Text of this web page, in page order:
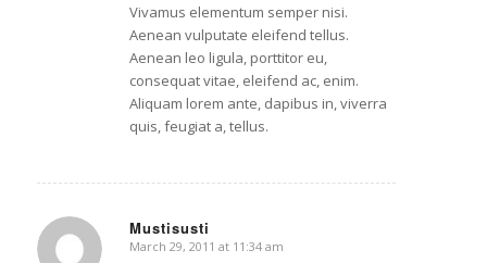
Vivamus elementum semper nisi.
Aenean vulputate eleifend tellus.
Aenean leo ligula, porttitor eu,
consequat vitae, eleifend ac, enim.
Aliquam lorem ante, dapibus in, viverra
quis, feugiat a, tellus.
Mustisusti
says:
March 29, 2011 at 11:34 am